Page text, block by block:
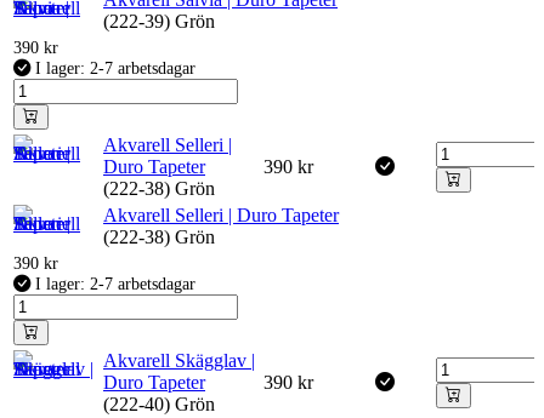
(222-39) Grön
390 kr
I lager: 2-7 arbetsdagar
Akvarell Selleri |
Duro Tapeter
(222-38) Grön
390 kr
Akvarell Selleri | Duro Tapeter
(222-38) Grön
390 kr
I lager: 2-7 arbetsdagar
Akvarell Skägglav |
Duro Tapeter
(222-40) Grön
390 kr